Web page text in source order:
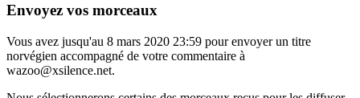
Envoyez vos morceaux
Vous avez jusqu'au 8 mars 2020 23:59 pour envoyer un titre
norvégien accompagné de votre commentaire à
wazoo@xsilence.net.